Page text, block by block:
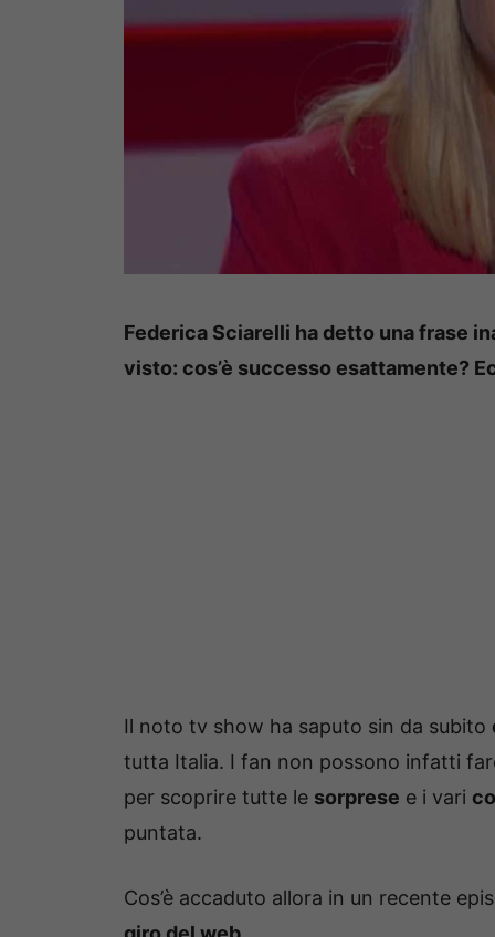
Federica Sciarelli ha detto una frase
visto: cos’è successo esattamente?
Il noto tv show ha saputo sin da subito
tutta Italia. I fan non possono infatti
per scoprire tutte le sorprese e i vari
puntata.
Cos’è accaduto allora in un recente